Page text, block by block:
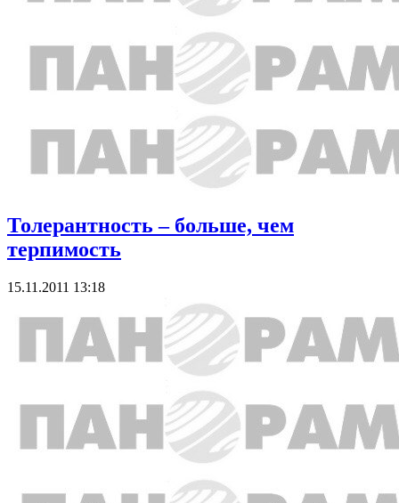
Толерантность – больше, чем
терпимость
15.11.2011 13:18